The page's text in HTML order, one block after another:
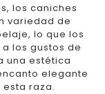
los caniches
variedad de
lo que los
los gustos de
una estética
elegante
raza.